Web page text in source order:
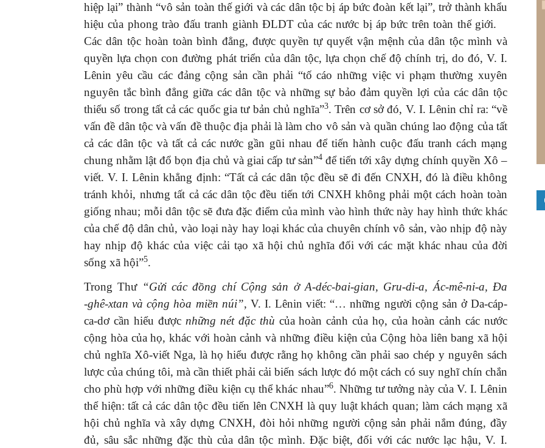
hiệp lại” thành “vô sản toàn thế giới và các dân tộc bị áp bức đoàn kết lại”, trở thành khẩu
hiệu của phong trào đấu tranh giành ĐLDT của các nước bị áp bức trên toàn thế giới.
Các dân tộc hoàn toàn bình đẳng, được quyền tự quyết vận mệnh của dân tộc mình và
quyền lựa chọn con đường phát triển của dân tộc, lựa chọn chế độ chính trị, do đó, V. I.
Lênin yêu cầu các đảng cộng sản cần phải “tố cáo những việc vi phạm thường xuyên
nguyên tắc bình đẳng giữa các dân tộc và những sự bảo đảm quyền lợi của các dân tộc
thiểu số trong tất cả các quốc gia tư bản chủ nghĩa”3. Trên cơ sở đó, V. I. Lênin chỉ ra: “về
vấn đề dân tộc và vấn đề thuộc địa phải là làm cho vô sản và quần chúng lao động của tất
cả các dân tộc và tất cả các nước gần gũi nhau để tiến hành cuộc đấu tranh cách mạng
chung nhằm lật đổ bọn địa chủ và giai cấp tư sản”4 để tiến tới xây dựng chính quyền Xô –
viết. V. I. Lênin khẳng định: “Tất cả các dân tộc đều sẽ đi đến CNXH, đó là điều không
tránh khỏi, nhưng tất cả các dân tộc đều tiến tới CNXH không phải một cách hoàn toàn
giống nhau; mỗi dân tộc sẽ đưa đặc điểm của mình vào hình thức này hay hình thức khác
của chế độ dân chủ, vào loại này hay loại khác của chuyên chính vô sản, vào nhịp độ này
hay nhịp độ khác của việc cải tạo xã hội chủ nghĩa đối với các mặt khác nhau của đời
sống xã hội”5.
Trong Thư “Gửi các đồng chí Cộng sản ở A-déc-bai-gian, Gru-di-a, Ác-mê-ni-a, Đa
‐ghê‐xtan và cộng hòa miền núi”, V. I. Lênin viết: “… những người cộng sản ở Da‐cáp‐
ca‐dơ cần hiểu được những nét đặc thù của hoàn cảnh của họ, của hoàn cảnh các nước
cộng hòa của họ, khác với hoàn cảnh và những điều kiện của Cộng hòa liên bang xã hội
chủ nghĩa Xô‐viết Nga, là họ hiểu được rằng họ không cần phải sao chép y nguyên sách
lược của chúng tôi, mà cần thiết phải cải biến sách lược đó một cách có suy nghĩ chín chắn
cho phù hợp với những điều kiện cụ thể khác nhau”6. Những tư tưởng này của V. I. Lênin
thể hiện: tất cả các dân tộc đều tiến lên CNXH là quy luật khách quan; làm cách mạng xã
hội chủ nghĩa và xây dựng CNXH, đòi hỏi những người cộng sản phải nắm đúng, đầy
đủ, sâu sắc những đặc thù của dân tộc mình. Đặc biệt, đối với các nước lạc hậu, V. I.
Quản trị nhân tài – Từ lý thuyết
đến thực tiễn
08/12/2025